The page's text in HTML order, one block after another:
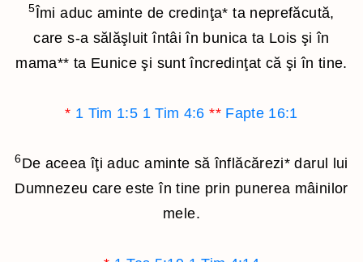
5Îmi aduc aminte de credinţa* ta neprefăcută,
care s-a sălăşluit întâi în bunica ta Lois şi în
mama** ta Eunice şi sunt încredinţat că şi în tine.
* 1 Tim 1:5 1 Tim 4:6 ** Fapte 16:1
6De aceea îţi aduc aminte să înflăcărezi* darul lui
Dumnezeu care este în tine prin punerea mâinilor
mele.